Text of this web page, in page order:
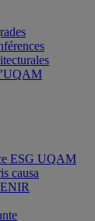
ESG UQAM
causa